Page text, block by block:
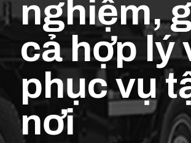
nghiệm,
cả hợp lý
phục vụ
nơi